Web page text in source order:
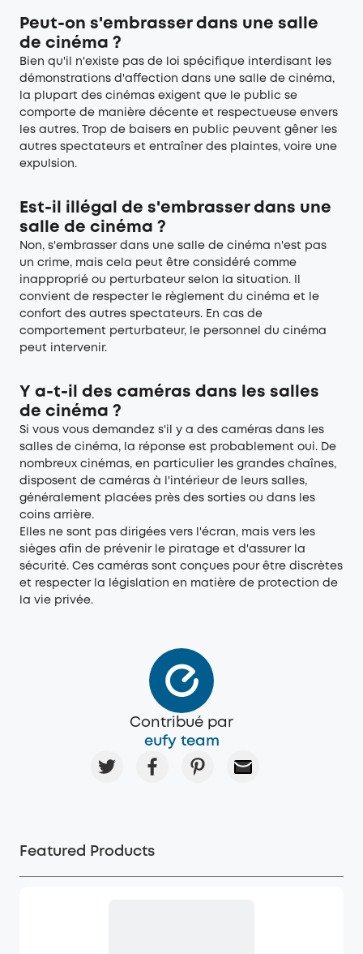
Peut-on s'embrasser dans une salle
de cinéma ?
Bien qu'il n'existe pas de loi spécifique interdisant les
démonstrations d'affection dans une salle de cinéma,
la plupart des cinémas exigent que le public se
comporte de manière décente et respectueuse envers
les autres. Trop de baisers en public peuvent gêner les
autres spectateurs et entraîner des plaintes, voire une
expulsion.
Est-il illégal de s'embrasser dans une
salle de cinéma ?
Non, s'embrasser dans une salle de cinéma n'est pas
un crime, mais cela peut être considéré comme
inapproprié ou perturbateur selon la situation. Il
convient de respecter le règlement du cinéma et le
confort des autres spectateurs. En cas de
comportement perturbateur, le personnel du cinéma
peut intervenir.
Y a-t-il des caméras dans les salles
de cinéma ?
Si vous vous demandez s'il y a des caméras dans les
salles de cinéma, la réponse est probablement oui. De
nombreux cinémas, en particulier les grandes chaînes,
disposent de caméras à l'intérieur de leurs salles,
généralement placées près des sorties ou dans les
coins arrière.
Elles ne sont pas dirigées vers l'écran, mais vers les
sièges afin de prévenir le piratage et d'assurer la
sécurité. Ces caméras sont conçues pour être discrètes
et respecter la législation en matière de protection de
la vie privée.
Contribué par
eufy team
Featured Products